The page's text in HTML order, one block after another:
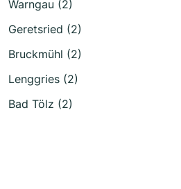
Warngau (2)
Geretsried (2)
Bruckmühl (2)
Lenggries (2)
Bad Tölz (2)